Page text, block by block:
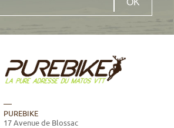
PUREBIKE
17 Avenue de Blossac